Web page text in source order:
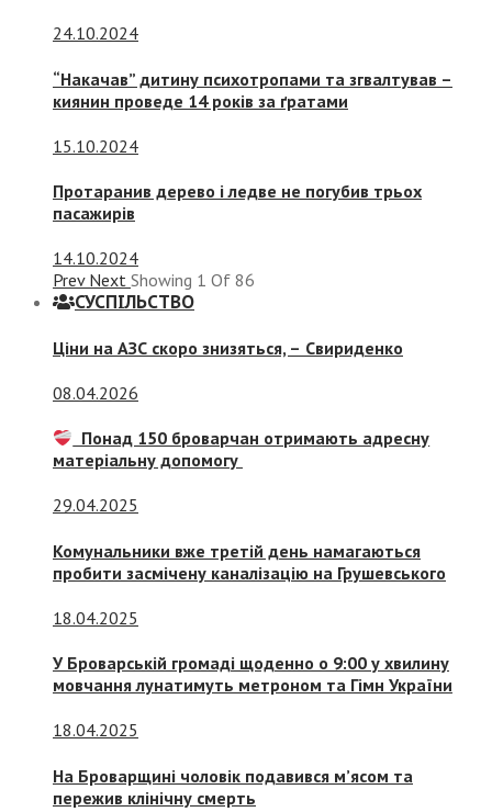
24.10.2024
“Накачав” дитину психотропами та згвалтував –
киянин проведе 14 років за ґратами
15.10.2024
Протаранив дерево і ледве не погубив трьох
пасажирів
14.10.2024
Prev Next Showing 1 Of 86
СУСПIЛЬСТВО
Ціни на АЗС скоро знизяться, – Свириденко
08.04.2026
Понад 150 броварчан отримають адресну
матеріальну допомогу
29.04.2025
Комунальники вже третій день намагаються
пробити засмічену каналізацію на Грушевського
18.04.2025
У Броварській громаді щоденно о 9:00 у хвилину
мовчання лунатимуть метроном та Гімн України
18.04.2025
На Броварщині чоловік подавився м’ясом та
пережив клінічну смерть